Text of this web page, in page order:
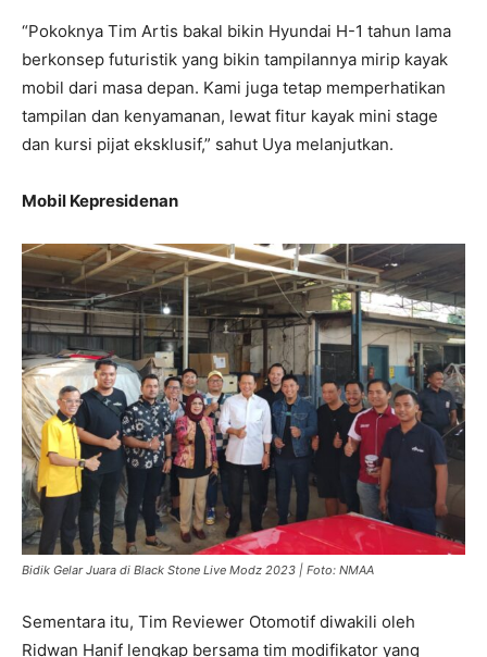
“Pokoknya Tim Artis bakal bikin Hyundai H-1 tahun lama
berkonsep futuristik yang bikin tampilannya mirip kayak
mobil dari masa depan. Kami juga tetap memperhatikan
tampilan dan kenyamanan, lewat fitur kayak mini stage
dan kursi pijat eksklusif,” sahut Uya melanjutkan.
Mobil Kepresidenan
Bidik Gelar Juara di Black Stone Live Modz 2023 | Foto: NMAA
Sementara itu, Tim Reviewer Otomotif diwakili oleh
Ridwan Hanif lengkap bersama tim modifikator yang